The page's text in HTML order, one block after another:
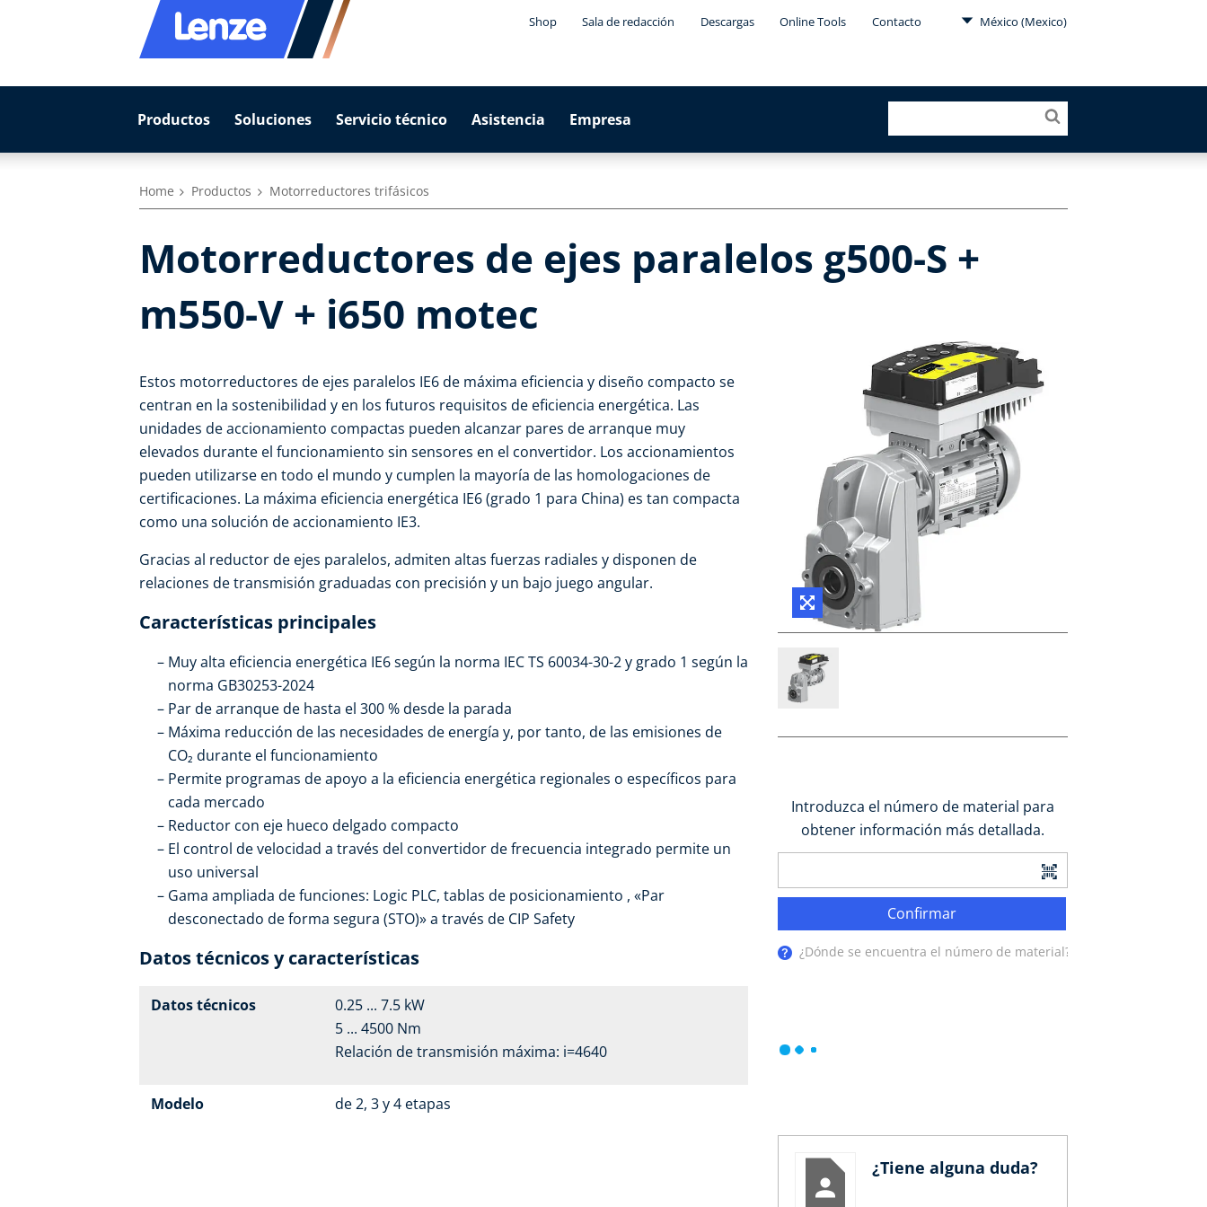
Shop Sala de redacción Descargas Online Tools Contacto México (Mexico)
Productos Soluciones Servicio técnico Asistencia Empresa
Home Productos Motorreductores trifásicos
Motorreductores de ejes paralelos g500-S +
m550-V + i650 motec
Estos motorreductores de ejes paralelos IE6 de máxima eficiencia y diseño compacto se
centran en la sostenibilidad y en los futuros requisitos de eficiencia energética. Las
unidades de accionamiento compactas pueden alcanzar pares de arranque muy
elevados durante el funcionamiento sin sensores en el convertidor. Los accionamientos
pueden utilizarse en todo el mundo y cumplen la mayoría de las homologaciones de
certificaciones. La máxima eficiencia energética IE6 (grado 1 para China) es tan compacta
como una solución de accionamiento IE3.
Gracias al reductor de ejes paralelos, admiten altas fuerzas radiales y disponen de
relaciones de transmisión graduadas con precisión y un bajo juego angular.
Características principales
Muy alta eficiencia energética IE6 según la norma IEC TS 60034-30-2 y grado 1 según la
norma GB30253-2024
Par de arranque de hasta el 300 % desde la parada
Máxima reducción de las necesidades de energía y, por tanto, de las emisiones de
CO₂ durante el funcionamiento
Permite programas de apoyo a la eficiencia energética regionales o específicos para
cada mercado
Reductor con eje hueco delgado compacto
El control de velocidad a través del convertidor de frecuencia integrado permite un
uso universal
Gama ampliada de funciones: Logic PLC, tablas de posicionamiento , «Par
desconectado de forma segura (STO)» a través de CIP Safety
Datos técnicos y características
Datos técnicos
0.25 ... 7.5 kW
5 ... 4500 Nm
Relación de transmisión máxima: i=4640
Modelo de 2, 3 y 4 etapas
Introduzca el número de material para
obtener información más detallada.
Confirmar
¿Dónde se encuentra el número de material?
¿Tiene alguna duda?